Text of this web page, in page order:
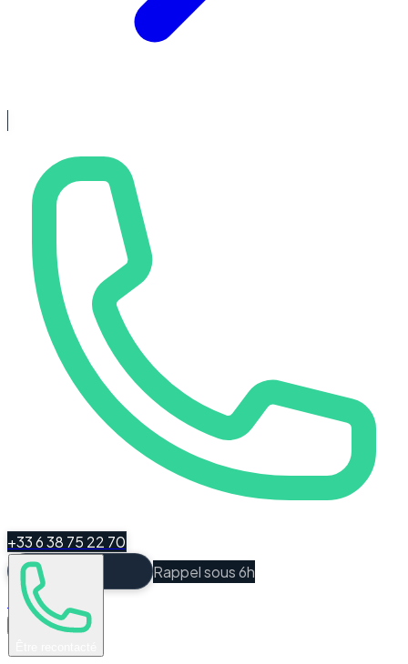
+33 6 38 75 22 70
Rappel sous 6h
Espace Client